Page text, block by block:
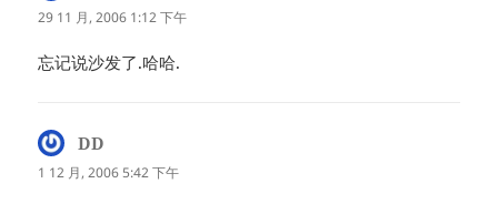
道：
29 11 月, 2006 1:12 下午
忘记说沙发了.哈哈.
DD
道：
1 12 月, 2006 5:42 下午